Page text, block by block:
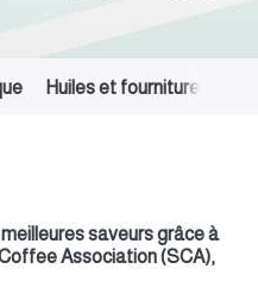
Huiles et fournitures
saveurs grâce à
Association (SCA),